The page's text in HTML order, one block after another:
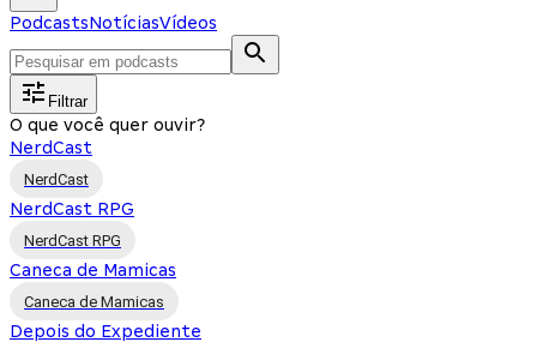
PodcastsNotíciasVídeos
Filtrar
O que você quer ouvir?
NerdCast
NerdCast
NerdCast RPG
NerdCast RPG
Caneca de Mamicas
Caneca de Mamicas
Depois do Expediente